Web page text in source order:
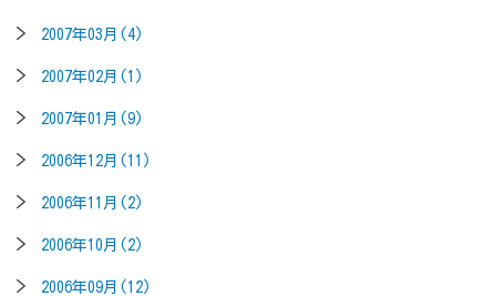
2007年03月(4)
2007年02月(1)
2007年01月(9)
2006年12月(11)
2006年11月(2)
2006年10月(2)
2006年09月(12)